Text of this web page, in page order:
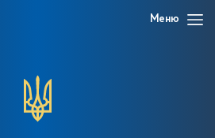
Меню